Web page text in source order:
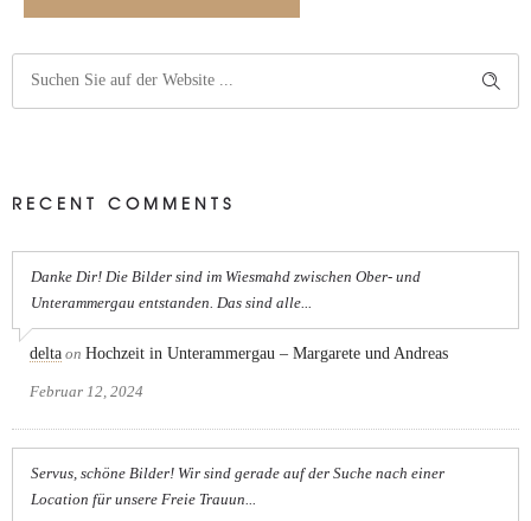
RECENT COMMENTS
Danke Dir! Die Bilder sind im Wiesmahd zwischen Ober- und
Unterammergau entstanden. Das sind alle...
delta on Hochzeit in Unterammergau – Margarete und Andreas
Februar 12, 2024
Servus, schöne Bilder! Wir sind gerade auf der Suche nach einer
Location für unsere Freie Trauun...